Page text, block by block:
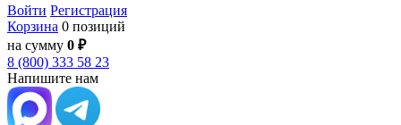
Войти Регистрация
Корзина 0 позиций
на сумму 0 ₽
8 (800) 333 58 23
Напишите нам